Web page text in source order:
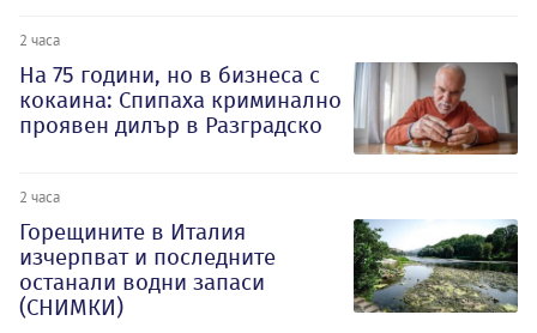
2 часа
На 75 години, но в бизнеса с
кокаина: Спипаха криминално
проявен дилър в Разградско
2 часа
Горещините в Италия
изчерпват и последните
останали водни запаси
(СНИМКИ)